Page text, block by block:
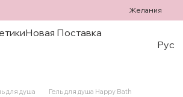
Желания
Новая Поставка
Рус
для душа
Гель для душа Happy Bath